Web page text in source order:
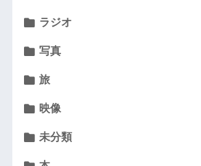
ラジオ
写真
旅
映像
未分類